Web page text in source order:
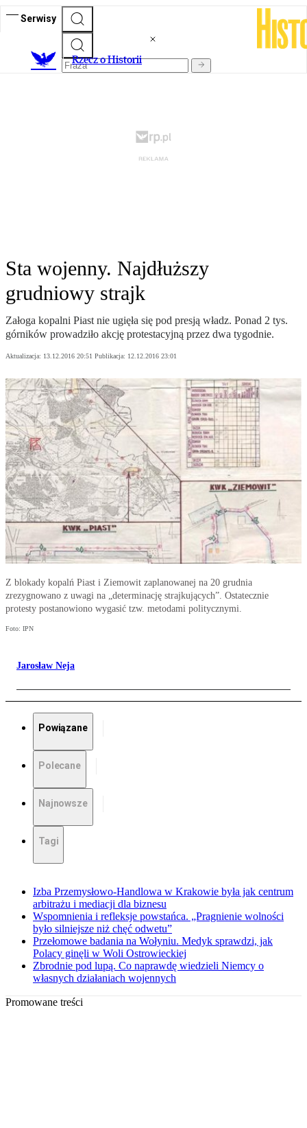
Serwisy
Rzecz o Historii
Sta wojenny. Najdłuższy
grudniowy strajk
Załoga kopalni Piast nie ugięła się pod presją władz. Ponad 2 tys.
górników prowadziło akcję protestacyjną przez dwa tygodnie.
Aktualizacja: 13.12.2016 20:51 Publikacja: 12.12.2016 23:01
Z blokady kopalń Piast i Ziemowit zaplanowanej na 20 grudnia
zrezygnowano z uwagi na „determinację strajkujących”. Ostatecznie
protesty postanowiono wygasić tzw. metodami politycznymi.
Foto: IPN
Jarosław Neja
Powiązane
Polecane
Najnowsze
Tagi
Izba Przemysłowo-Handlowa w Krakowie była jak centrum
arbitrażu i mediacji dla biznesu
Wspomnienia i refleksje powstańca. „Pragnienie wolności
było silniejsze niż chęć odwetu”
Przełomowe badania na Wołyniu. Medyk sprawdzi, jak
Polacy ginęli w Woli Ostrowieckiej
Zbrodnie pod lupą. Co naprawdę wiedzieli Niemcy o
własnych działaniach wojennych
Promowane treści